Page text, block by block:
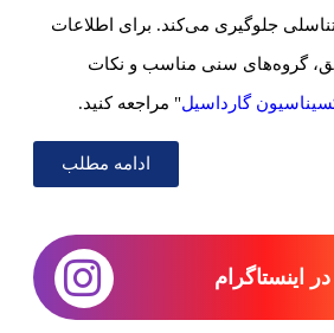
جلوگیری می‌کند. برای اطلاعات
گروه‌های سنی مناسب و نکات
گارداسیل" مراجعه کنید.
ادامه مطلب
اینستاگرام